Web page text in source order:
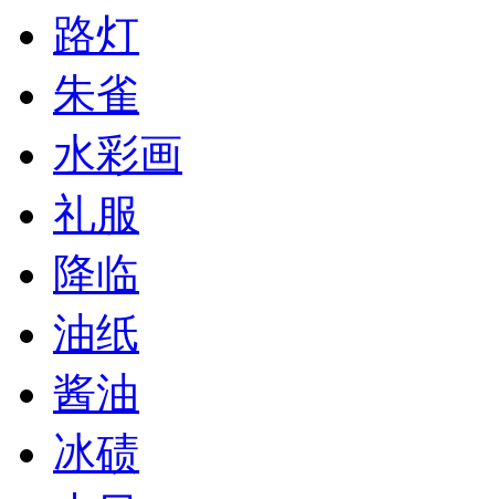
路灯
朱雀
水彩画
礼服
降临
油纸
酱油
冰碛